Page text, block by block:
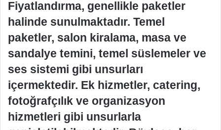
Fiyatlandırma, genellikle paketler
halinde sunulmaktadır. Temel
paketler, salon kiralama, masa ve
sandalye temini, temel süslemeler ve
ses sistemi gibi unsurları
içermektedir. Ek hizmetler, catering,
fotoğrafçılık ve organizasyon
hizmetleri gibi unsurlarla